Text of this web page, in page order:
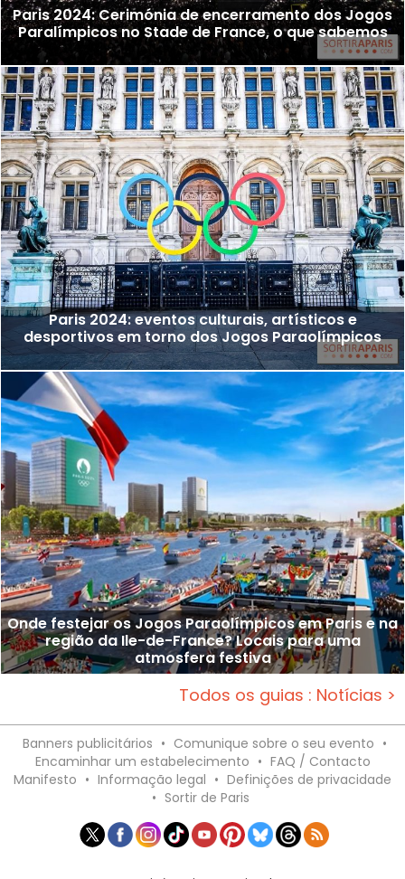
Paris 2024: Cerimónia de encerramento dos Jogos
Paralímpicos no Stade de France, o que sabemos
Paris 2024: eventos culturais, artísticos e
desportivos em torno dos Jogos Paraolímpicos
Onde festejar os Jogos Paraolímpicos em Paris e na
região da Ile-de-France? Locais para uma
atmosfera festiva
Todos os guias : Notícias >
Banners publicitários • Comunique sobre o seu evento •
Encaminhar um estabelecimento • FAQ / Contacto
Manifesto • Informação legal • Definições de privacidade
• Sortir de Paris